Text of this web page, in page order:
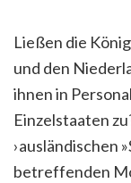
Ließen die
und den
ihnen in
Einzelstaaten
›ausländischen
betreffenden